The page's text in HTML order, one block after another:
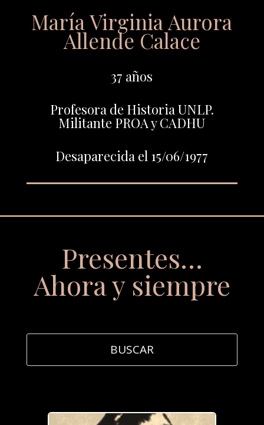
María Virginia Aurora
Allende Calace
37 años
Profesora de Historia UNLP.
Militante PROA y CADHU
Desaparecida el 15/06/1977
Presentes…
Ahora y siempre